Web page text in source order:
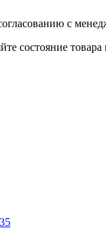
с
состояние